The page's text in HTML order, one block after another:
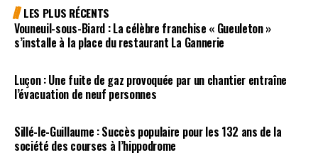
LES PLUS RÉCENTS
Vouneuil-sous-Biard : La célèbre franchise « Gueuleton »
s’installe à la place du restaurant La Gannerie
Luçon : Une fuite de gaz provoquée par un chantier entraîne
l’évacuation de neuf personnes
Sillé-le-Guillaume : Succès populaire pour les 132 ans de la
société des courses à l’hippodrome